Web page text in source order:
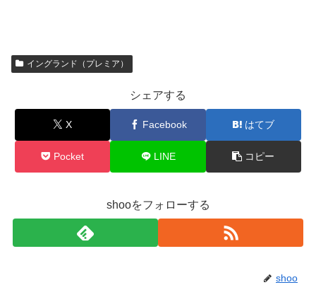
イングランド（プレミア）
シェアする
X Facebook はてブ
Pocket LINE コピー
shooをフォローする
shoo